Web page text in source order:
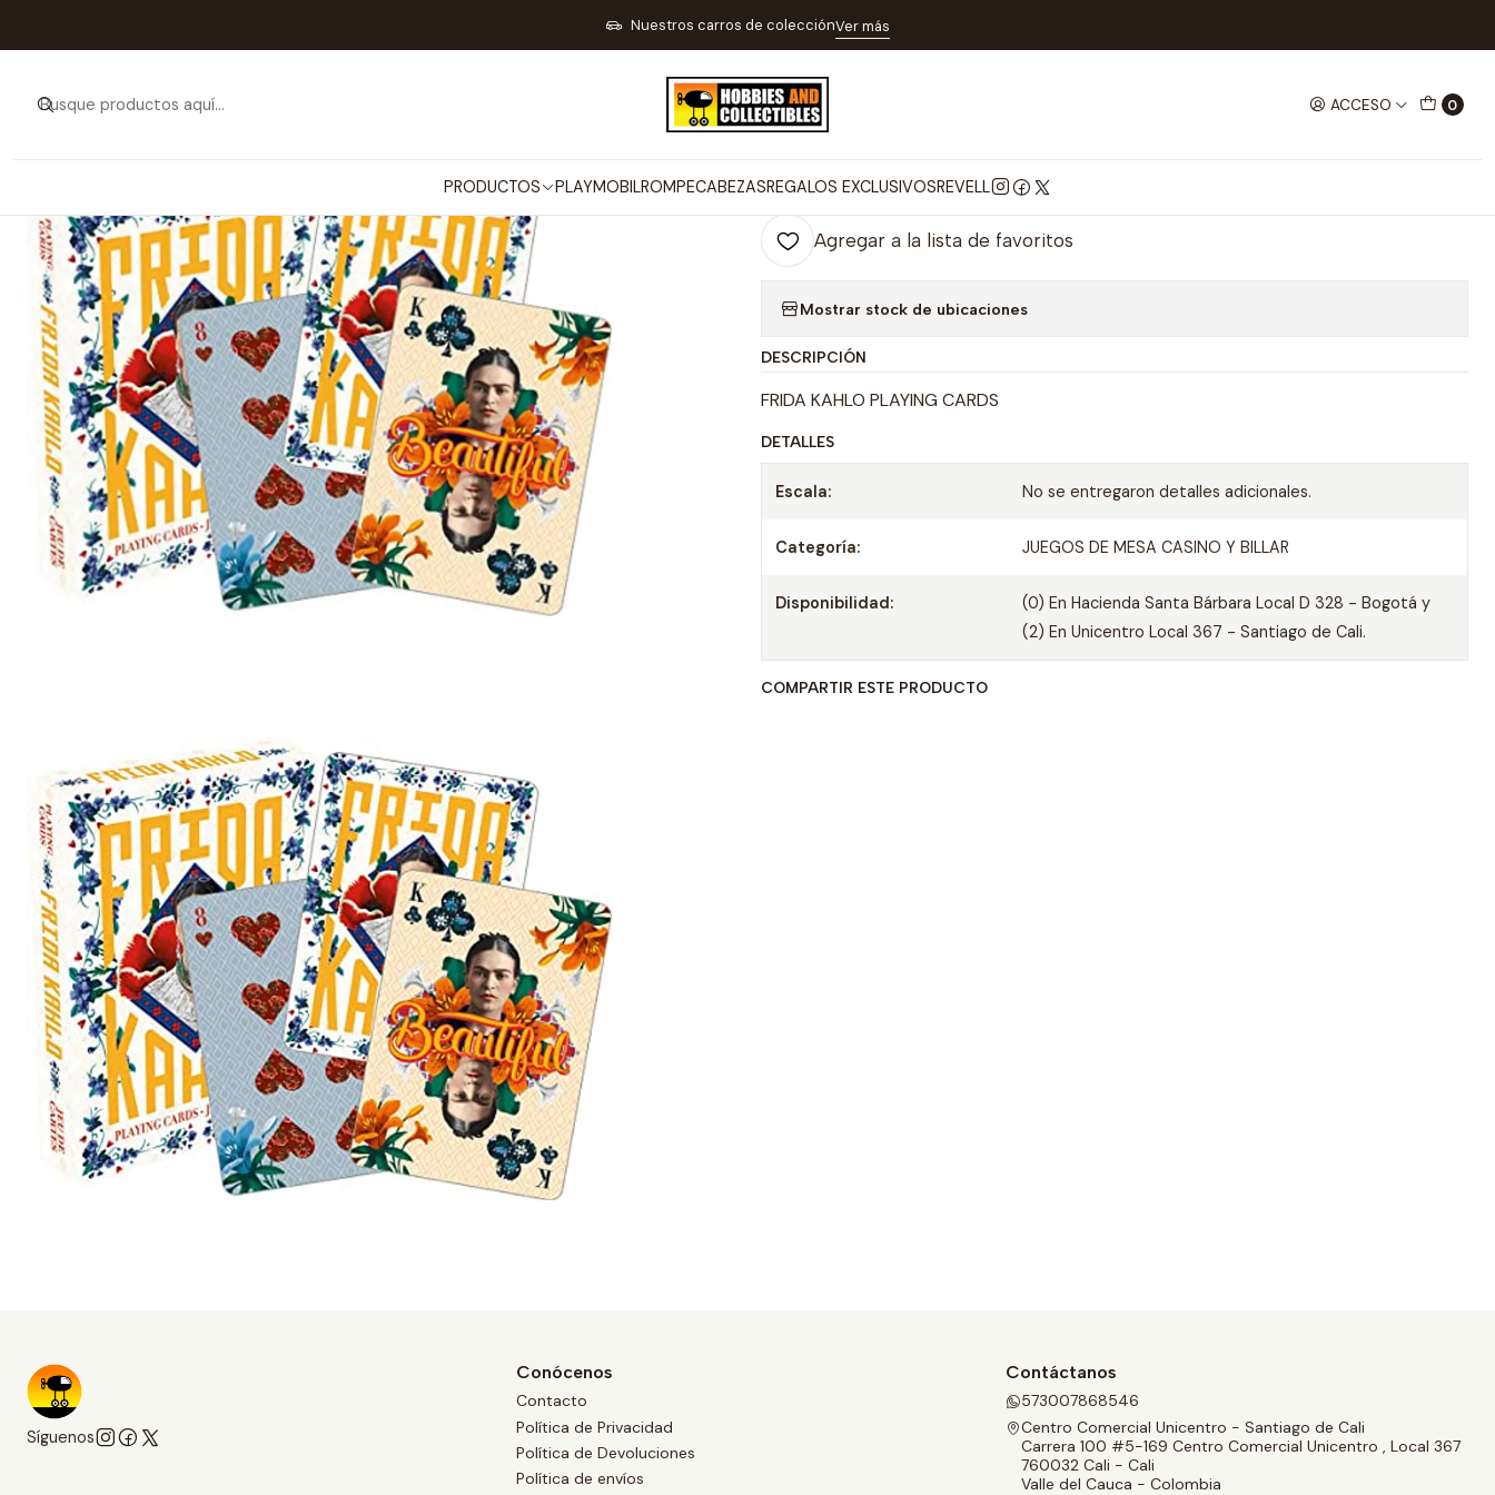
ACCESO 0
PRODUCTOS PLAYMOBILROMPECABEZASREGALOS EXCLUSIVOSREVELL
Nuestros carros de colecciónVer más
JUGUETES JUEGOS Y REGALOS JUEGOS DE MESA CASINO Y BILLAR
|
Frida Kahlo Playing Cards
Cantidad
Comprar ahora
Agregar a la lista de favoritos
Mostrar stock de ubicaciones
DESCRIPCIÓN
FRIDA KAHLO PLAYING CARDS
DETALLES
Escala: No se entregaron detalles adicionales.
Categoría: JUEGOS DE MESA CASINO Y BILLAR
Disponibilidad:
(0) En Hacienda Santa Bárbara Local D 328 - Bogotá y
(2) En Unicentro Local 367 - Santiago de Cali.
COMPARTIR ESTE PRODUCTO
Síguenos
Conócenos
Contacto
Política de Privacidad
Política de Devoluciones
Política de envíos
Contáctanos
573007868546
Centro Comercial Unicentro - Santiago de Cali
Carrera 100 #5-169 Centro Comercial Unicentro , Local 367
760032 Cali - Cali
Valle del Cauca - Colombia